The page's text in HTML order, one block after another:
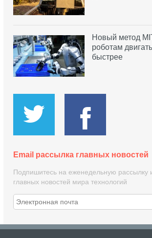
Новый метод
роботам
быстрее
Email рассылка главных новостей
Подпишитесь на еженедельную рассылку
главных новостей мира технологий